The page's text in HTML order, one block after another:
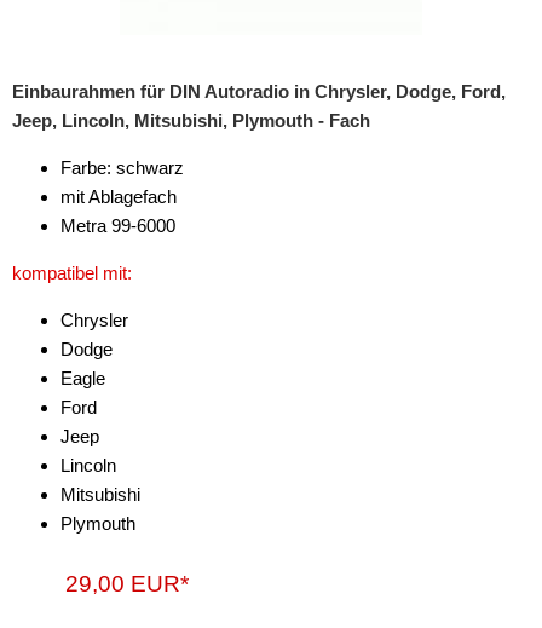
Frequenzweichen
Handyhalterungen
iPod
kabellos Laden
Lautsprecheradapter
Lautsprechereinbauset
Lautsprecherkabel
Lautsprecherringe
Lenkradadapter
Einbaurahmen für DIN Autoradio in Chrysler, Dodge, Ford,
Jeep, Lincoln, Mitsubishi, Plymouth - Fach
Farbe: schwarz
mit Ablagefach
Metra 99-6000
kompatibel mit:
Chrysler
Dodge
Eagle
Ford
Jeep
Lincoln
Mitsubishi
Plymouth
29,00 EUR*